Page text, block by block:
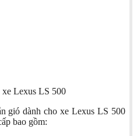
Lexus LS 500
gió dành cho xe Lexus LS 500
bao gồm: